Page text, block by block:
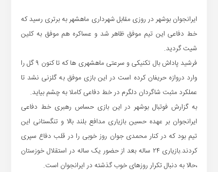
ایرانجوان بوشهر در روزی مقابل شهرداری ماهشهر به برتری رسید که
خط دفاعی این تیم موفق ظاهر شد و عساکره هم موفق به کلین
شیت گردید.
فرشید پاداش بال تکنیکی و سرعتی ماهشهری ها که تا کنون ۹ گل را
وارد دروازه حریفان کرده است در این بازی موفق به گلزنی نشد تا
عملکرد مثبت شاگردان دلگرم در خط دفاعی کاملا به چشم بیاید.
به گزارش فوتبال بوشهر در این بازی حساس رهبری خط دفاعی
ایرانجوان بر عهده حسین بازیاری مدافع بلند بالا و تنگستانی این
تیم بود که در کنار محمدی جوان روز خوبی را در قلب دفاع سپری
کردند.بازیاری ۲۴ ساله بعد از حضور یک ساله در استقلال خوزستان
،حالا به دنبال تکرار روزهای خوب گذشته در ایرانجوان است.